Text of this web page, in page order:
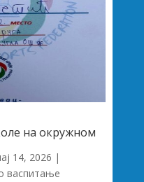
на окружном
14, 2026 |
васпитање